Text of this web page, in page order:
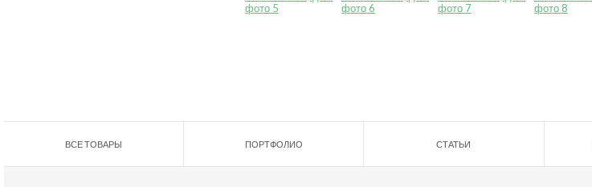
ВСЕ ТОВАРЫ ПОРТФОЛИО СТАТЬИ